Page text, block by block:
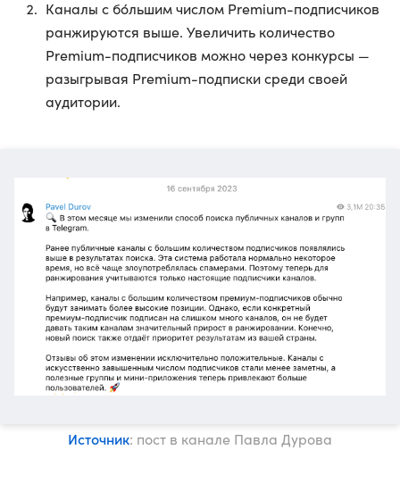
Каналы с бóльшим числом Premium-подписчиков
ранжируются выше. Увеличить количество
Premium-подписчиков можно через конкурсы —
разыгрывая Premium-подписки среди своей
аудитории.
Источник: пост в канале Павла Дурова